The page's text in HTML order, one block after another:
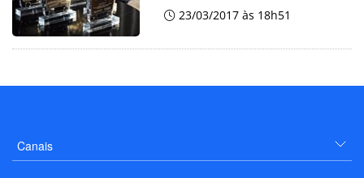
23/03/2017 às 18h51
Canais